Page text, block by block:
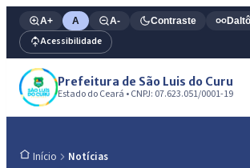
A+ A A- Contraste
Acessibilidade
Prefeitura de São Luis do Curu
Estado do Ceará • CNPJ: 07.623.051/0001-19
Início Notícias